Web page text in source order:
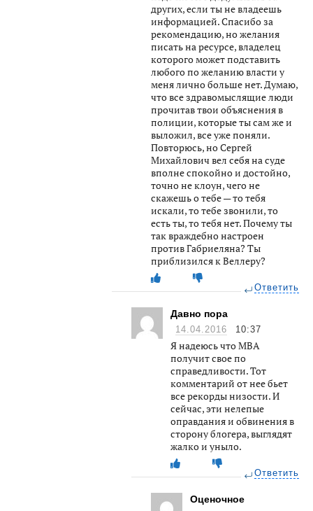
других, если ты не владеешь
информацией. Спасибо за
рекомендацию, но желания
писать на ресурсе, владелец
которого может подставить
любого по желанию власти у
меня лично больше нет. Думаю,
что все здравомыслящие люди
прочитав твои объяснения в
полиции, которые ты сам же и
выложил, все уже поняли.
Повторюсь, но Сергей
Михайлович вел себя на суде
вполне спокойно и достойно,
точно не клоун, чего не
скажешь о тебе — то тебя
искали, то тебе звонили, то
есть ты, то тебя нет. Почему ты
так враждебно настроен
против Габриеляна? Ты
приблизился к Веллеру?
Ответить
Давно пора
14.04.2016 10:37
Я надеюсь что МВА
получит свое по
справедливости. Тот
комментарий от нее бьет
все рекорды низости. И
сейчас, эти нелепые
оправдания и обвинения в
сторону блогера, выглядят
жалко и уныло.
Ответить
Оценочное